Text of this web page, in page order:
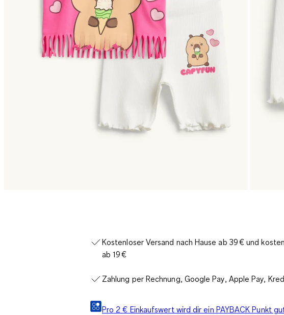
Kostenloser Versand nach Hause ab 39 € und
ab 19 €
Zahlung per Rechnung, Google Pay, Apple Pay,
Pro 2 € Einkaufswert wird dir ein PAYBACK Punkt